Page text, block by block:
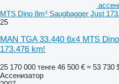
MTS Dino 8m³ Saugbagger Just
25
MAN TGA 33.440 6x4 MTS
173.476 km!
25 170 000 тенге 46 500 € ≈ 53 730
Ассенизатор